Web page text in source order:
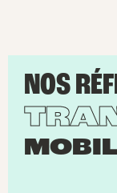
NOS